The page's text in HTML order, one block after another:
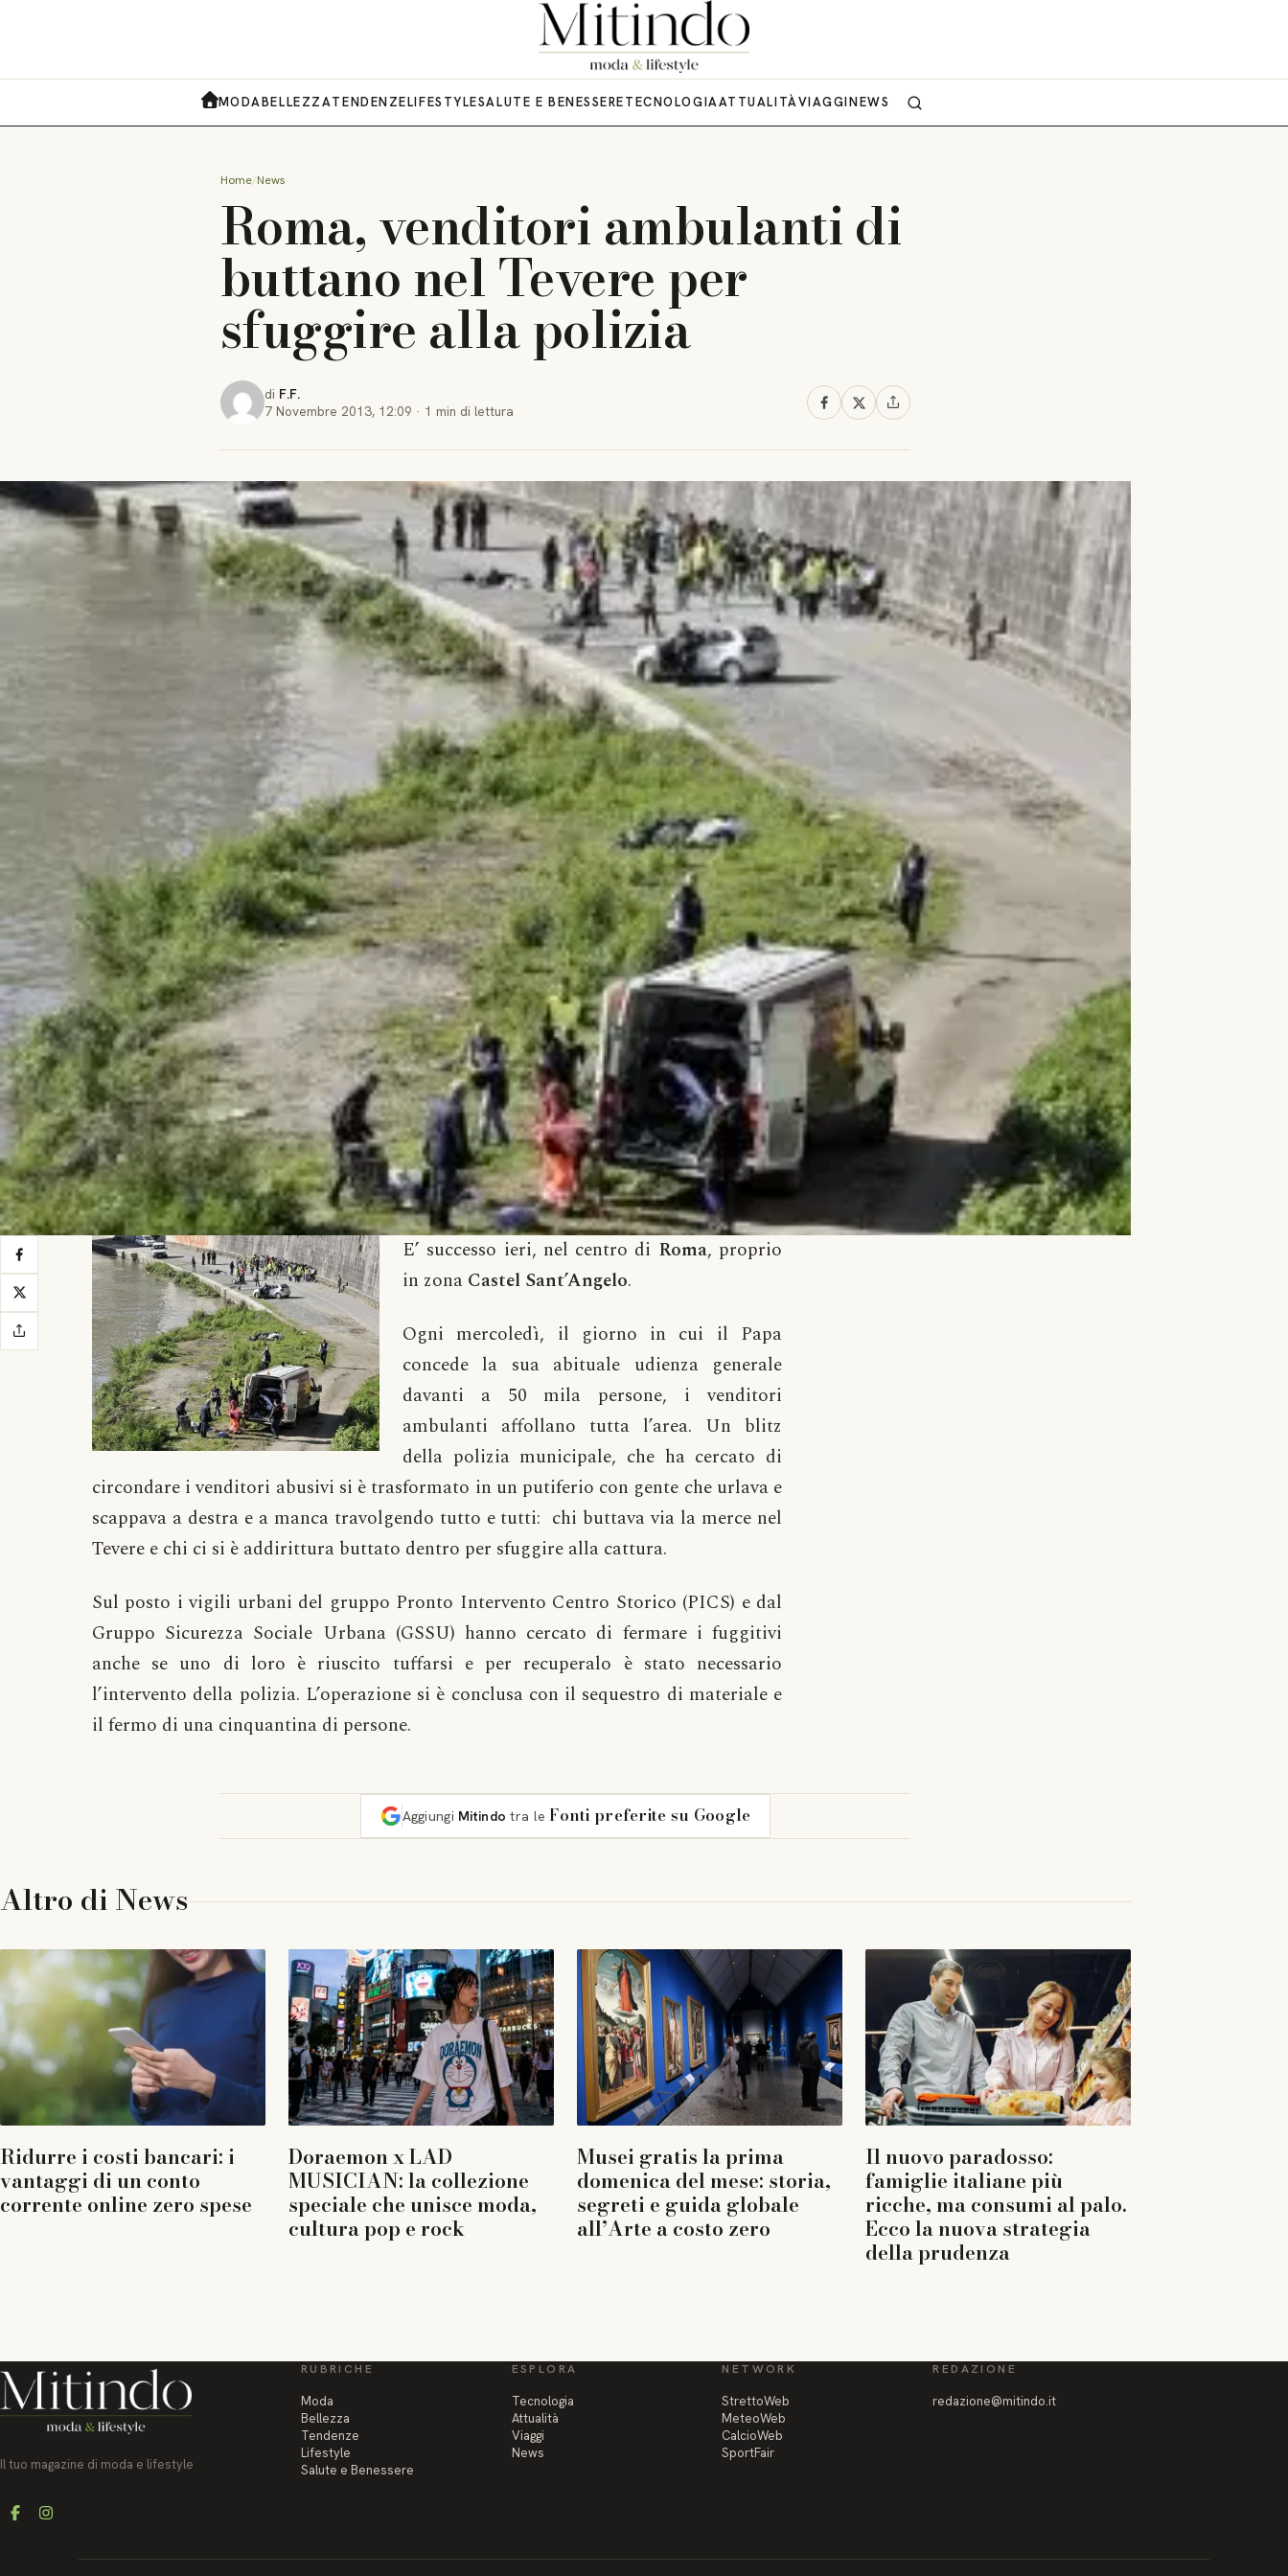
MODABELLEZZATENDENZELIFESTYLESALUTE E BENESSERETECNOLOGIAATTUALITÀVIAGGINEWS
Home News
Roma, venditori ambulanti di
buttano nel Tevere per
sfuggire alla polizia
di F.F.
7 Novembre 2013, 12:09 · 1 min di lettura
E’ successo ieri, nel centro di Roma, proprio
in zona Castel Sant’Angelo.
Ogni mercoledì, il giorno in cui il Papa
concede la sua abituale udienza generale
davanti a 50 mila persone, i venditori
ambulanti affollano tutta l’area. Un blitz
della polizia municipale, che ha cercato di
circondare i venditori abusivi si è trasformato in un putiferio con gente che urlava e
scappava a destra e a manca travolgendo tutto e tutti: chi buttava via la merce nel
Tevere e chi ci si è addirittura buttato dentro per sfuggire alla cattura.
Sul posto i vigili urbani del gruppo Pronto Intervento Centro Storico (PICS) e dal
Gruppo Sicurezza Sociale Urbana (GSSU) hanno cercato di fermare i fuggitivi
anche se uno di loro è riuscito tuffarsi e per recuperalo è stato necessario
l’intervento della polizia. L’operazione si è conclusa con il sequestro di materiale e
il fermo di una cinquantina di persone.
Aggiungi Mitindo tra le Fonti preferite su Google
Altro diNews
Ridurre i costi bancari: i
vantaggi di un conto
corrente online zero spese
Doraemon x LAD
MUSICIAN: la collezione
speciale che unisce moda,
cultura pop e rock
Musei gratis la prima
domenica del mese: storia,
segreti e guida globale
all’Arte a costo zero
Il nuovo paradosso:
famiglie italiane più
ricche, ma consumi al palo.
Ecco la nuova strategia
della prudenza
Il tuo magazine di moda e lifestyle
FacebookInstagram
RUBRICHE
Moda
Bellezza
Tendenze
Lifestyle
Salute e Benessere
ESPLORA
Tecnologia
Attualità
Viaggi
News
NETWORK
StrettoWeb
MeteoWeb
CalcioWeb
SportFair
REDAZIONE
redazione@mitindo.it